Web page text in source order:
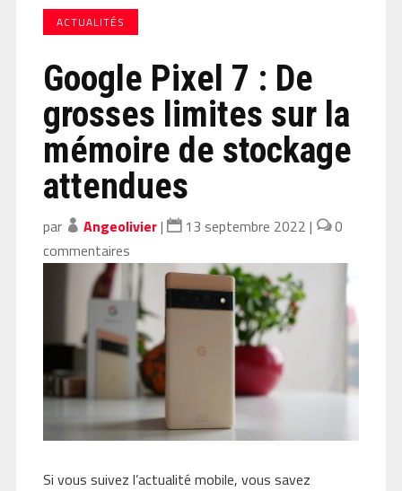
ACTUALITÉS
Google Pixel 7 : De
grosses limites sur la
mémoire de stockage
attendues
par Angeolivier| 13 septembre 2022 |
0
commentaires
Si vous suivez l’actualité mobile, vous savez